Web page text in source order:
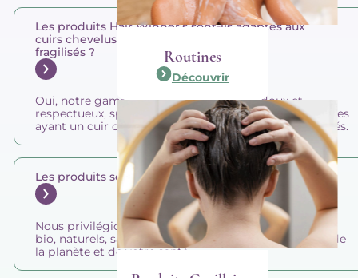
Routines
Découvrir
Les produits Hair Winner’s sont-ils adaptés aux
cuirs chevelus sensibles ou aux cheveux
fragilisés ?
Oui, notre gamme comprend des soins doux et
respectueux, spécialement formulés pour les personnes
ayant un cuir chevelu sensible ou des cheveux fragilisés.
Les produits sont-ils certifiés bio et naturels ?
Nous privilégions uniquement des produits certifiés
bio, naturels, sans ingrédients nocifs, et respectueux de
la planète et de votre santé.